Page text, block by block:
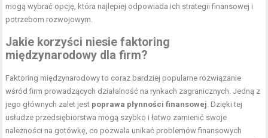
mogą wybrać opcję, która najlepiej odpowiada ich strategii finansowej i
potrzebom rozwojowym.
Jakie korzyści niesie faktoring
międzynarodowy dla firm?
Faktoring międzynarodowy to coraz bardziej popularne rozwiązanie
wśród firm prowadzących działalność na rynkach zagranicznych. Jedną z
jego głównych zalet jest poprawa płynności finansowej . Dzięki tej
usłudze przedsiębiorstwa mogą szybko i łatwo zamienić swoje
należności na gotówkę, co pozwala unikać problemów finansowych